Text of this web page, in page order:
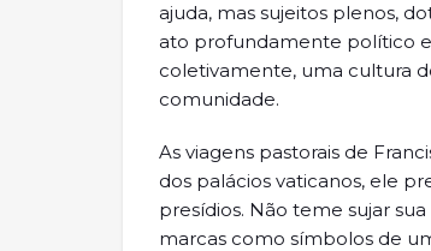
ajuda, mas sujeitos plenos,
ato profundamente político
coletivamente, uma cultura
comunidade.
As viagens pastorais de
dos palácios vaticanos, ele
presídios. Não teme sujar
marcas como símbolos de